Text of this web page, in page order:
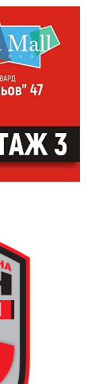
и
първата
с нов,
Колев и
до
Нейното
на